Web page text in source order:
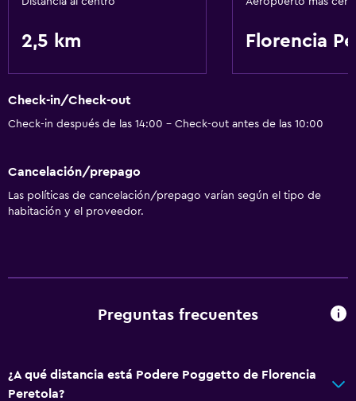
2,5 km Florencia
Check-in/Check-out
Check-in después de las 14:00 - Check-out antes de las 10:00
Cancelación/prepago
Las políticas de cancelación/prepago varían según el tipo de
habitación y el proveedor.
Preguntas frecuentes
¿A qué distancia está Podere Poggetto de Florencia
Peretola?